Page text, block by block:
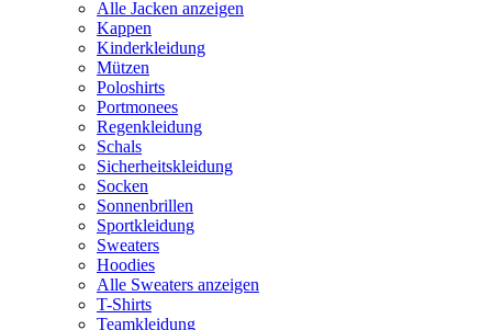
Alle Jacken anzeigen
Kappen
Kinderkleidung
Mützen
Poloshirts
Portmonees
Regenkleidung
Schals
Sicherheitskleidung
Socken
Sonnenbrillen
Sportkleidung
Sweaters
Hoodies
Alle Sweaters anzeigen
T-Shirts
Teamkleidung